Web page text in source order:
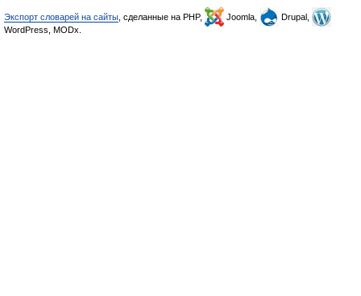
Экспорт словарей на сайты , сделанные на PHP, Joomla,
Drupal,
WordPress, MODx.